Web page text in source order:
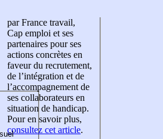
par France travail,
Cap emploi et ses
partenaires pour ses
actions concrètes en
faveur du recrutement,
de l’intégration et de
l’accompagnement de
ses collaborateurs en
situation de handicap.
Pour en savoir plus,
consultez cet article.